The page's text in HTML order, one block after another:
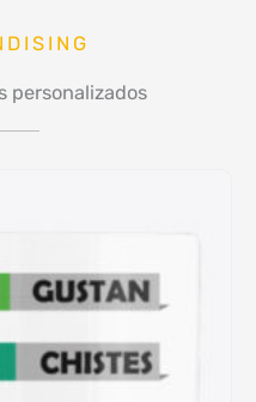
personalizados